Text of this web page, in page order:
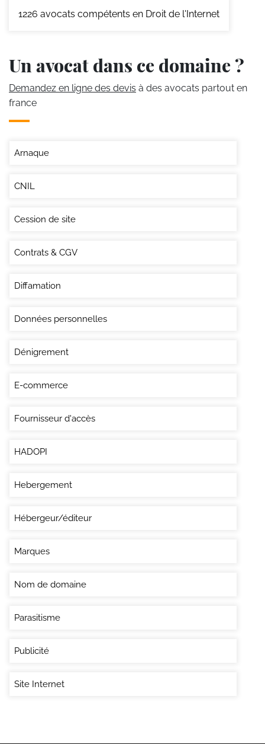
1226 avocats compétents en Droit de l'Internet
Un avocat dans ce domaine ?
Demandez en ligne des devis à des avocats partout en
france
Arnaque
CNIL
Cession de site
Contrats & CGV
Diffamation
Données personnelles
Dénigrement
E-commerce
Fournisseur d'accès
HADOPI
Hebergement
Hébergeur/éditeur
Marques
Nom de domaine
Parasitisme
Publicité
Site Internet